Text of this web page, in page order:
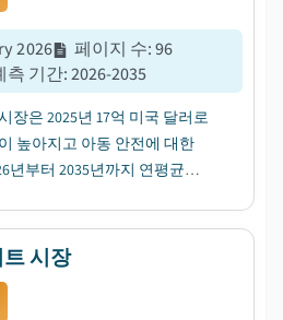
2026 페이지 수:96
측 기간:2026-2035
장은 2025년 17억 미국 달러로
높아지고 아동 안전에 대한
년부터 2035년까지 연평균성
시장